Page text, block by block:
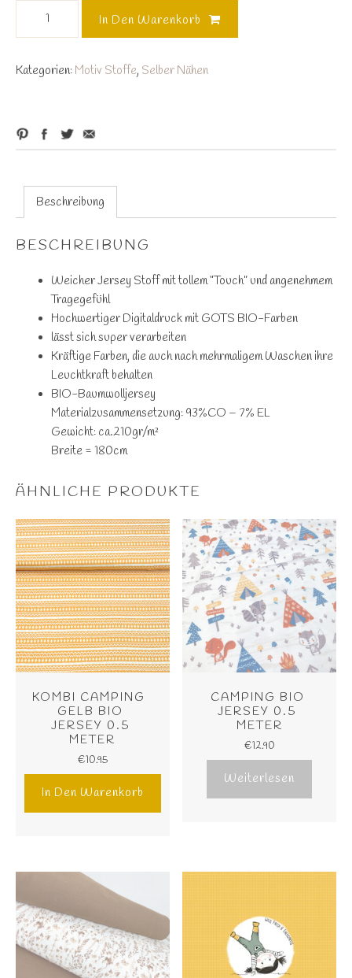
Lotta&Flo
*Bio
In Den Warenkorb
Kategorien: Motiv Stoffe, Selber Nähen
Beschreibung
BESCHREIBUNG
Weicher Jersey Stoff mit tollem “Touch” und angenehmem
Tragegefühl
Hochwertiger Digitaldruck mit GOTS BIO-Farben
lässt sich super verarbeiten
Kräftige Farben, die auch nach mehrmaligem Waschen ihre
Leuchtkraft behalten
BIO-Baumwolljersey
Materialzusammensetzung: 93%CO – 7% EL
Gewicht: ca.210gr/m²
Breite = 180cm
ÄHNLICHE PRODUKTE
KOMBI CAMPING
GELB BIO
JERSEY 0.5
METER
€10.95
In Den Warenkorb
CAMPING BIO
JERSEY 0.5
METER
€12.90
Weiterlesen